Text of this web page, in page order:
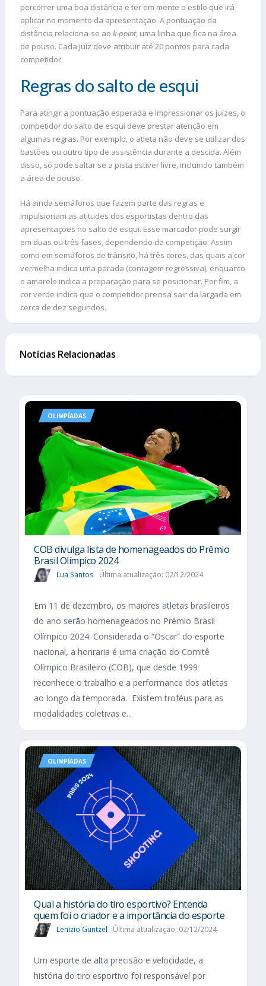
percorrer uma boa distância e ter em mente o estilo que irá
aplicar no momento da apresentação. A pontuação da
distância relaciona-se ao k-point, uma linha que fica na área
de pouso. Cada juiz deve atribuir até 20 pontos para cada
competidor.
Regras do salto de esqui
Para atingir a pontuação esperada e impressionar os juízes, o
competidor do salto de esqui deve prestar atenção em
algumas regras. Por exemplo, o atleta não deve se utilizar dos
bastões ou outro tipo de assistência durante a descida. Além
disso, só pode saltar se a pista estiver livre, incluindo também
a área de pouso.
Há ainda semáforos que fazem parte das regras e
impulsionam as atitudes dos esportistas dentro das
apresentações no salto de esqui. Esse marcador pode surgir
em duas ou três fases, dependendo da competição. Assim
como em semáforos de trânsito, há três cores, das quais a cor
vermelha indica uma parada (contagem regressiva), enquanto
o amarelo indica a preparação para se posicionar. Por fim, a
cor verde indica que o competidor precisa sair da largada em
cerca de dez segundos.
Notícias Relacionadas
OLIMPÍADAS
COB divulga lista de homenageados do Prêmio
Brasil Olímpico 2024
Lua Santos Última atualização: 02/12/2024
Em 11 de dezembro, os maiores atletas brasileiros
do ano serão homenageados no Prêmio Brasil
Olímpico 2024. Considerada o “Oscar” do esporte
nacional, a honraria é uma criação do Comitê
Olímpico Brasileiro (COB), que desde 1999
reconhece o trabalho e a performance dos atletas
ao longo da temporada. Existem troféus para as
modalidades coletivas e...
OLIMPÍADAS
Qual a história do tiro esportivo? Entenda
quem foi o criador e a importância do esporte
Lenizio Güntzel Última atualização: 02/12/2024
Um esporte de alta precisão e velocidade, a
história do tiro esportivo foi responsável por